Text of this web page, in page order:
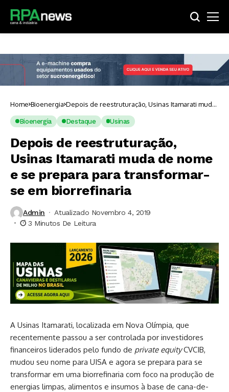
Home Bioenergia Depois de reestruturação, Usinas Itamarati muda
de nome e se prepara para transformar-se em
biorrefinaria
Bioenergia Destaque Usinas
Depois de reestruturação,
Usinas Itamarati muda de nome
e se prepara para transformar-
se em biorrefinaria
Admin
Atualizado Novembro 4, 2019
3 Minutos De Leitura
A Usinas Itamarati, localizada em Nova Olímpia, que
recentemente passou a ser controlada por investidores
financeiros liderados pelo fundo de private equityCVCIB,
mudou seu nome para UISA e agora se prepara para se
transformar em uma biorrefinaria com foco na produção de
energias limpas, alimentos e insumos à base de cana-de-